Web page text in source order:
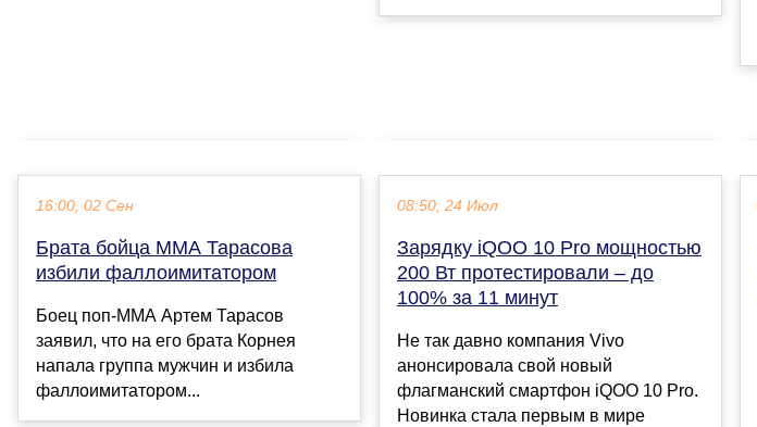
16:00, 02 Сен
Брата бойца MMA Тарасова
избили фаллоимитатором
Боец поп-ММА Артем Тарасов
заявил, что на его брата Корнея
напала группа мужчин и избила
фаллоимитатором...
08:50, 24 Июл
Зарядку iQOO 10 Pro мощностью
200 Вт протестировали – до
100% за 11 минут
Не так давно компания Vivo
анонсировала свой новый
флагманский смартфон iQOO 10 Pro.
Новинка стала первым в мире